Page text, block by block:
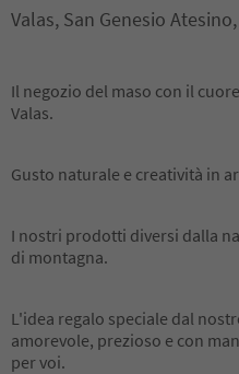
Valas, San Genesio
Il negozio del maso con il
Valas.
Gusto naturale e creatività in
I nostri prodotti diversi dalla
di montagna.
L'idea regalo speciale dal
amorevole, prezioso e con
per voi.